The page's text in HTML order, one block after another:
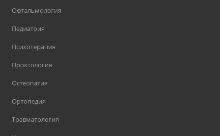
Офтальмология
Педиатрия
Психотерапия
Проктология
Остеопатия
Ортопедия
Травматология